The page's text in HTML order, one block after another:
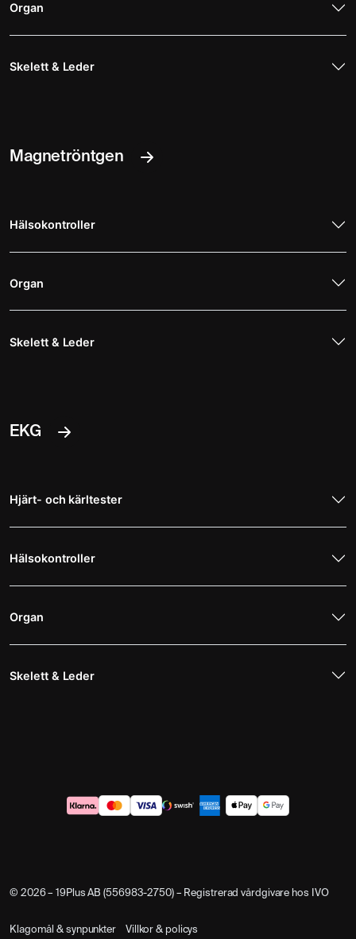
Organ
Skelett & Leder
Magnetröntgen
Hälsokontroller
Organ
Skelett & Leder
EKG
Hjärt- och kärltester
Hälsokontroller
Organ
Skelett & Leder
© 2026 – 19Plus AB (556983-2750) – Registrerad vårdgivare hos IVO
Klagomål & synpunkter Villkor & policys